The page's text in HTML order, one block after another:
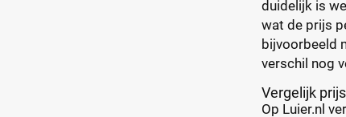
duidelijk is
wat de prijs
bijvoorbeeld
verschil nog
Vergelijk
Op Luier.nl